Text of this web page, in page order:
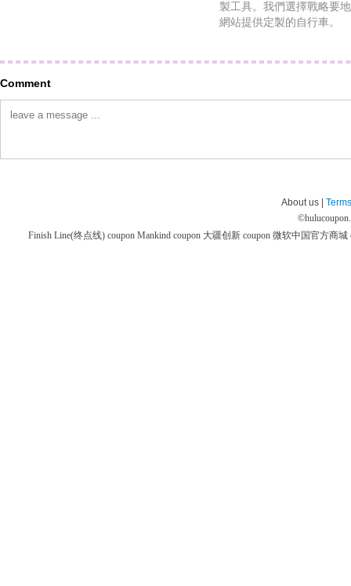
製工具。我們選擇戰略要
網站提供定製的自行車。
Comment
About us |
©
Finish Line(终点线) coupon Mankind coupon 大疆创新 coupon 微软中国官方商城